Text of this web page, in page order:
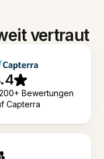
vertraut
Bewertungen
Capterra